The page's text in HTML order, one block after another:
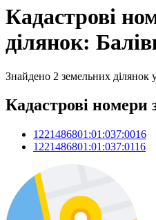
Кадастрові
ділянок:
Знайдено 2 земельних ділянок
Кадастрові номери
1221486801:01:037:0016
1221486801:01:037:0116